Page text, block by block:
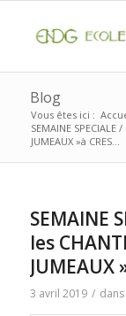
Blog
Vous êtes ici :
SEMAINE SPECIALE
JUMEAUX »à CRES...
SEMAINE
les
JUMEAUX
3 avril 2019 / dans